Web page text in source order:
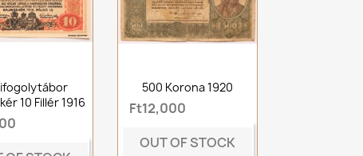
10 Fillér 1916
500 Korona 1920
Ft12,000
OUT OF STOCK